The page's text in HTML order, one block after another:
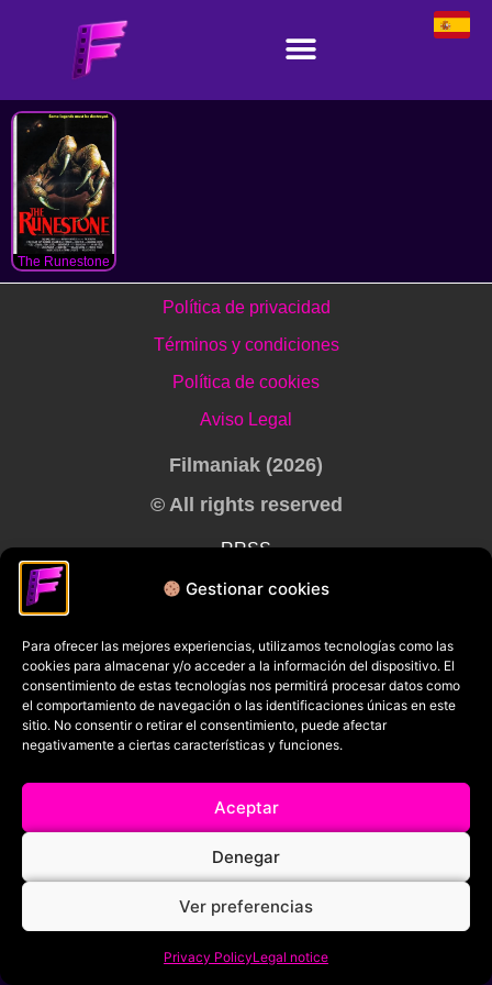
Gestionar cookies
Para ofrecer las mejores experiencias, utilizamos tecnologías como las
cookies para almacenar y/o acceder a la información del dispositivo. El
consentimiento de estas tecnologías nos permitirá procesar datos como
el comportamiento de navegación o las identificaciones únicas en este
sitio. No consentir o retirar el consentimiento, puede afectar
negativamente a ciertas características y funciones.
Aceptar
Denegar
Ver preferencias
Privacy PolicyLegal notice
The Runestone
Política de privacidad
Términos y condiciones
Política de cookies
Aviso Legal
Filmaniak (2026)
© All rights reserved
RRSS